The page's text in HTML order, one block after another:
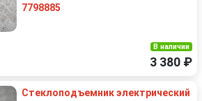
7798885
В наличии
3 380 ₽
Стеклоподъемник электрический